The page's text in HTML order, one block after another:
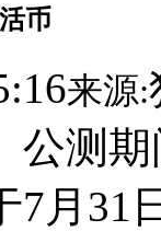
币
来源:
公测
7月31